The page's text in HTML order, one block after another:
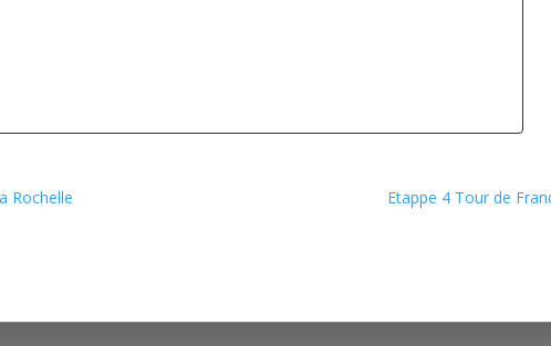
Rochelle Etappe 4 Tour de